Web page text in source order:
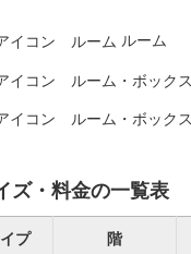
ルーム
ズ・料金の一覧表
プ 階